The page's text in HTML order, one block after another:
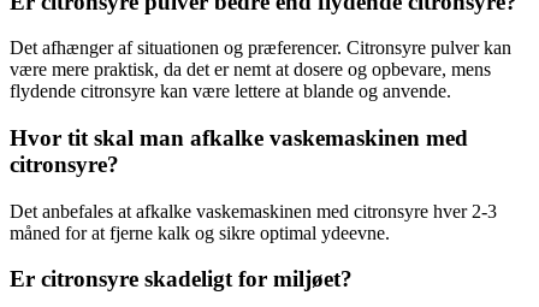
Det afhænger af situationen og præferencer. Citronsyre pulver kan
være mere praktisk, da det er nemt at dosere og opbevare, mens
flydende citronsyre kan være lettere at blande og anvende.
Hvor tit skal man afkalke vaskemaskinen med
citronsyre?
Det anbefales at afkalke vaskemaskinen med citronsyre hver 2-3
måned for at fjerne kalk og sikre optimal ydeevne.
Er citronsyre skadeligt for miljøet?